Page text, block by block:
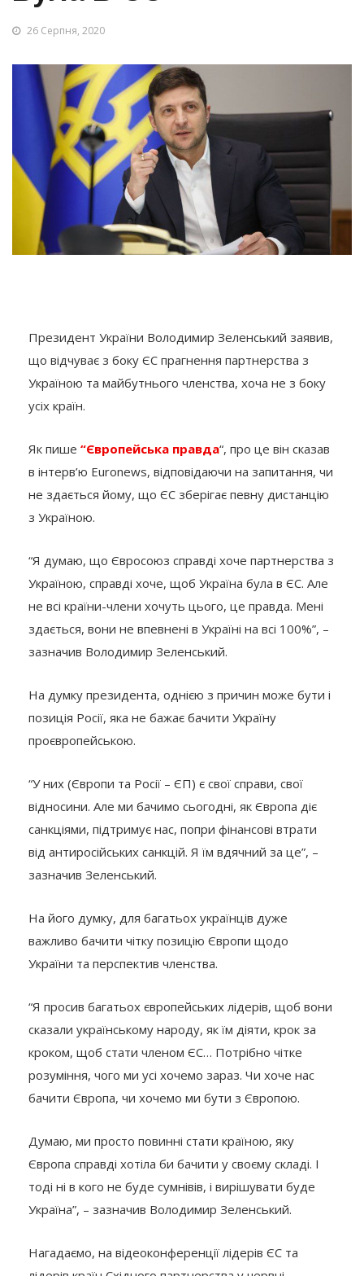
26 Серпня, 2020
Президент України Володимир Зеленський заявив,
що відчуває з боку ЄС прагнення партнерства з
Україною та майбутнього членства, хоча не з боку
усіх країн.
Як пише “Європейська правда“, про це він сказав
в інтерв’ю Euronews, відповідаючи на запитання, чи
не здається йому, що ЄС зберігає певну дистанцію
з Україною.
“Я думаю, що Євросоюз справді хоче партнерства з
Україною, справді хоче, щоб Україна була в ЄС. Але
не всі країни-члени хочуть цього, це правда. Мені
здається, вони не впевнені в Україні на всі 100%”, –
зазначив Володимир Зеленський.
На думку президента, однією з причин може бути і
позиція Росії, яка не бажає бачити Україну
проєвропейською.
“У них (Європи та Росії – ЄП) є свої справи, свої
відносини. Але ми бачимо сьогодні, як Європа діє
санкціями, підтримує нас, попри фінансові втрати
від антиросійських санкцій. Я їм вдячний за це”, –
зазначив Зеленський.
На його думку, для багатьох українців дуже
важливо бачити чітку позицію Європи щодо
України та перспектив членства.
“Я просив багатьох європейських лідерів, щоб вони
сказали українському народу, як їм діяти, крок за
кроком, щоб стати членом ЄС… Потрібно чітке
розуміння, чого ми усі хочемо зараз. Чи хоче нас
бачити Європа, чи хочемо ми бути з Європою.
Думаю, ми просто повинні стати країною, яку
Європа справді хотіла би бачити у своєму складі. І
тоді ні в кого не буде сумнівів, і вирішувати буде
Україна”, – зазначив Володимир Зеленський.
Нагадаємо, на відеоконференції лідерів ЄС та